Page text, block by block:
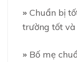
» Chuẩn bị
trường tốt
» Bố mẹ